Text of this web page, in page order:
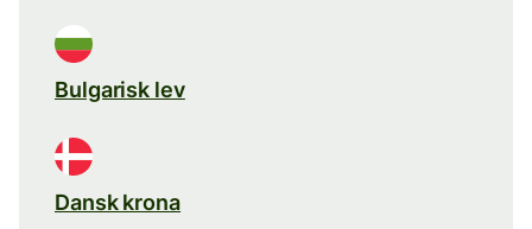
Bulgarisk lev
Dansk krona